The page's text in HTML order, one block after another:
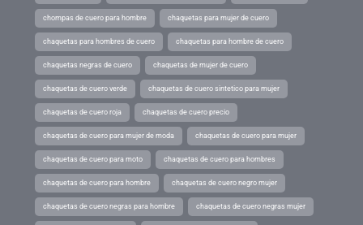
chompas de cuero para hombre chaquetas para mujer de cuero
chaquetas para hombres de cuero chaquetas para hombre de cuero
chaquetas negras de cuero chaquetas de mujer de cuero
chaquetas de cuero verde chaquetas de cuero sintetico para mujer
chaquetas de cuero roja chaquetas de cuero precio
chaquetas de cuero para mujer de moda chaquetas de cuero para mujer
chaquetas de cuero para moto chaquetas de cuero para hombres
chaquetas de cuero para hombre chaquetas de cuero negro mujer
chaquetas de cuero negras para hombre chaquetas de cuero negras mujer